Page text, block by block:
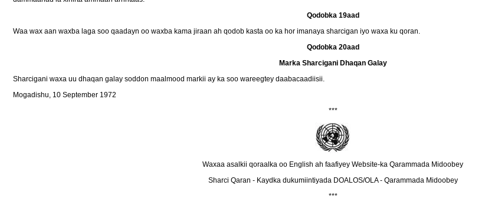
Qodobka 19aad
Waa wax aan waxba laga soo qaadayn oo waxba kama jiraan ah qodob kasta oo ka hor imanaya sharcigan iyo waxa ku qoran.
Qodobka 20aad
Marka Sharcigani Dhaqan Galay
Sharcigani waxa uu dhaqan galay soddon maalmood markii ay ka soo wareegtey daabacaadiisii.
Mogadishu, 10 September 1972
***
Waxaa asalkii qoraalka oo English ah faafiyey Website-ka Qarammada Midoobey
Sharci Qaran - Kaydka dukumiintiyada DOALOS/OLA - Qarammada Midoobey
***